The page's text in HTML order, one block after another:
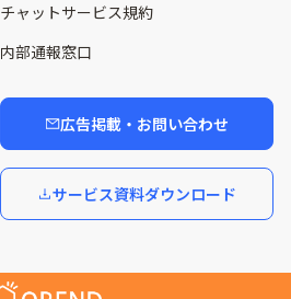
チャットサービス規約
内部通報窓口
広告掲載・お問い合わせ
サービス資料ダウンロード